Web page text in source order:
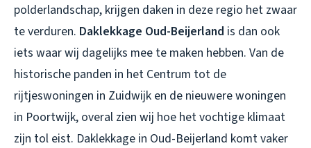
polderlandschap, krijgen daken in deze regio het zwaar
te verduren. Daklekkage Oud-Beijerland is dan ook
iets waar wij dagelijks mee te maken hebben. Van de
historische panden in het Centrum tot de
rijtjeswoningen in Zuidwijk en de nieuwere woningen
in Poortwijk, overal zien wij hoe het vochtige klimaat
zijn tol eist. Daklekkage in Oud-Beijerland komt vaker